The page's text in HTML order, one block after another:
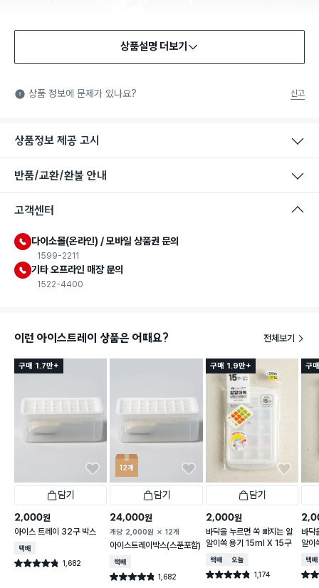
식품용 기구: 식품위생법에서 정한 규격에 따라 제조되어 식품 또
는 식품첨가물에 사용할 수 있는 식품용기구라는 표시입니다.
상품설명 더보기
상품 정보에 문제가 있나요? 신고
상품정보 제공 고시
반품/교환/환불 안내
고객센터
다이소몰(온라인) / 모바일 상품권 문의
1599-2211
기타 오프라인 매장 문의
1522-4400
이런 아이스트레이 상품은 어때요? 전체보기
구매 1.7만+
담기
2,000원
아이스 트레이 32구 박스
택배배송
별점 4.8점 1,682
건 작성
12개
담기
24,000원
개당 2,000원 12개
아이스트레이박스(스푼포함)
택배배송
별점 4.8점 1,682
건 작성
구매 1.9만+
담기
2,000원
바닥을 누르면 쏙 빠지는 알
알이쏙 용기 15ml X 15구
택배배송오늘배송
별점 4.8점 1,174
건 작성
구
바닥
알
택배
별점